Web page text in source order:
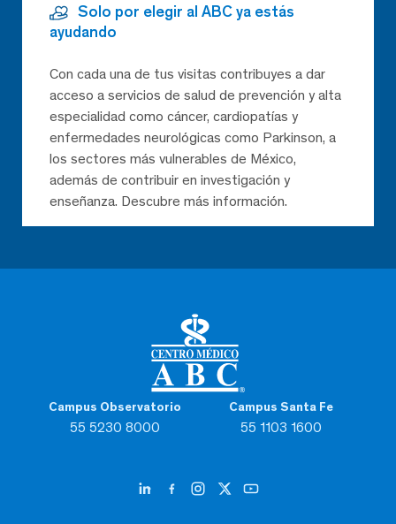
Campus Observatorio
55 5230 8000
Campus Santa Fe
55 1103 1600
Solo por elegir al ABC ya estás
ayudando
Con cada una de tus visitas contribuyes a dar
acceso a servicios de salud de prevención y alta
especialidad como cáncer, cardiopatías y
enfermedades neurológicas como Parkinson, a
los sectores más vulnerables de México,
además de contribuir en investigación y
enseñanza. Descubre más información.